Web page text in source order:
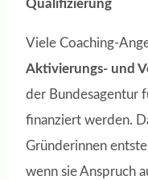
Qualifizierung
Viele Coaching-
Aktivierungs- und
der Bundesagentur
finanziert werden.
Gründerinnen
wenn sie Anspruch